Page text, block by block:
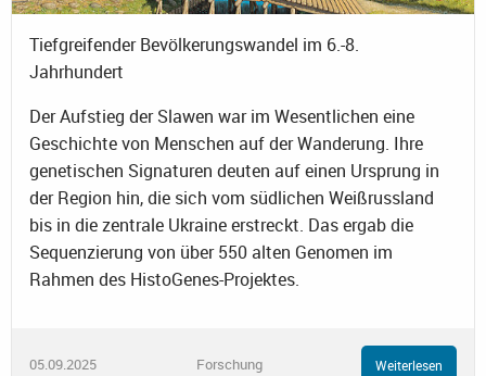
Tiefgreifender Bevölkerungswandel im 6.-8.
Jahrhundert
Der Aufstieg der Slawen war im Wesentlichen eine
Geschichte von Menschen auf der Wanderung. Ihre
genetischen Signaturen deuten auf einen Ursprung in
der Region hin, die sich vom südlichen Weißrussland
bis in die zentrale Ukraine erstreckt. Das ergab die
Sequenzierung von über 550 alten Genomen im
Rahmen des HistoGenes-Projektes.
05.09.2025 Forschung Weiterlesen